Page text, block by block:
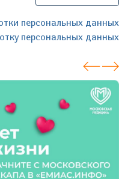
персональных данных
персональных данных